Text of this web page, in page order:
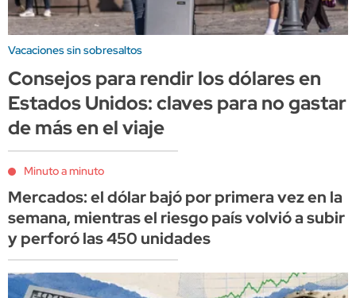
Vacaciones sin sobresaltos
Consejos para rendir los dólares en
Estados Unidos: claves para no gastar
de más en el viaje
Minuto a minuto
Mercados: el dólar bajó por primera vez en la
semana, mientras el riesgo país volvió a subir
y perforó las 450 unidades